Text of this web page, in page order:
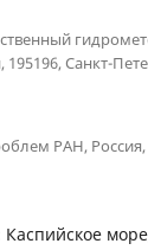
195196, Санкт-
РАН, Россия,
Каспийское